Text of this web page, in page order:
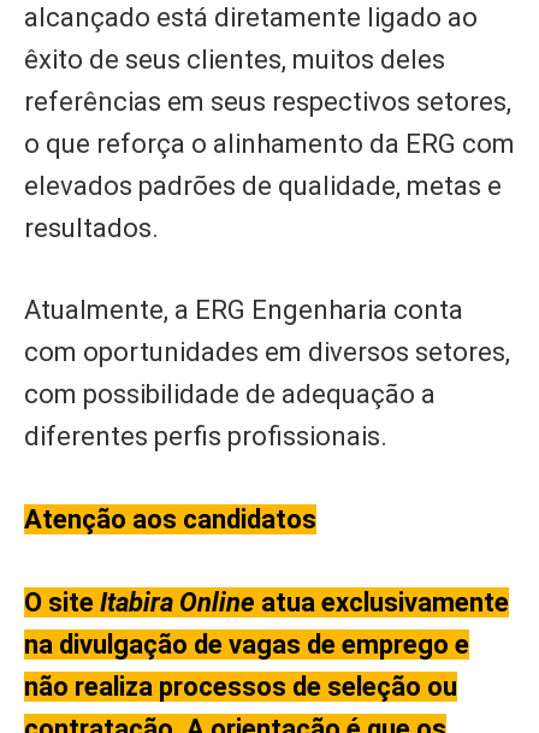
alcançado está diretamente ligado ao
êxito de seus clientes, muitos deles
referências em seus respectivos setores,
o que reforça o alinhamento da ERG com
elevados padrões de qualidade, metas e
resultados.
Atualmente, a ERG Engenharia conta
com oportunidades em diversos setores,
com possibilidade de adequação a
diferentes perfis profissionais.
Atenção aos candidatos
O site Itabira Online atua exclusivamente
na divulgação de vagas de emprego e
não realiza processos de seleção ou